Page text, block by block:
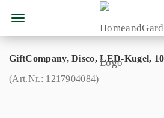
GiftCompany, Disco, LED-Kugel,
(Art.Nr.: 1217904084)